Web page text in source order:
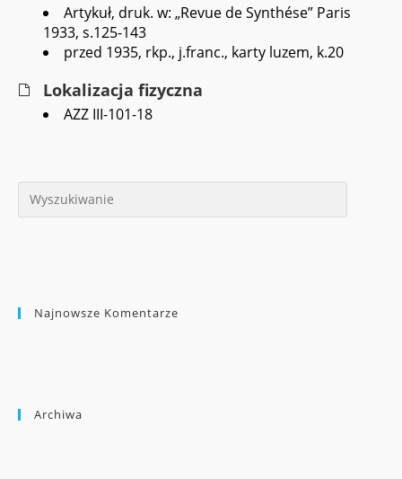
Artykuł, druk. w: „Revue de Synthése” Paris
1933, s.125-143
przed 1935, rkp., j.franc., karty luzem, k.20
Lokalizacja fizyczna
AZZ III-101-18
Najnowsze Komentarze
Archiwa